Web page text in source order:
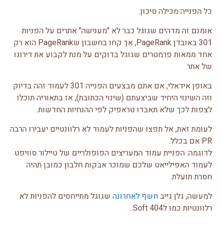
כל הפנייה מכילה סיכון.
אומנם זה מדהים שגוגל כבר לא "מענישה" אתרים על הפניות
301 באובדן PageRank, אך קחו בחשבון שPageRank הוא רק
אחד ממאות פרמטרים שגוגל בדוקים על מנת לקבוע את דירוגו
של אתר.
באופן אידאלי, אם אתם מבצעים הפנייה 301 לעמוד זהה בדיוק
וזה השינוי היחיד שביצעתם (שינוי הכתובת), אז בתאוריה תוכלו
לצפות לכך שלא תאבדו טראפיק לפי ההנחיות החדשות.
לעומת זאת, אל תפצו שהפניות לעמוד לא רלוונטיים יעבירו הרבה
PR אם בכלל.
לדוגמה: הפניית עמוד המעריצים הפופולריים של טיילור סוויפט
לעמוד האפילייאט שלכם שמוכר אבקות חלבון כמובן תהיה
חסרת תועלת.
למעשה, גלן גייבחשף לאחרונה שגוגל מתייחסים להפניות לא
רלוונטיות כמו לSoft 404.